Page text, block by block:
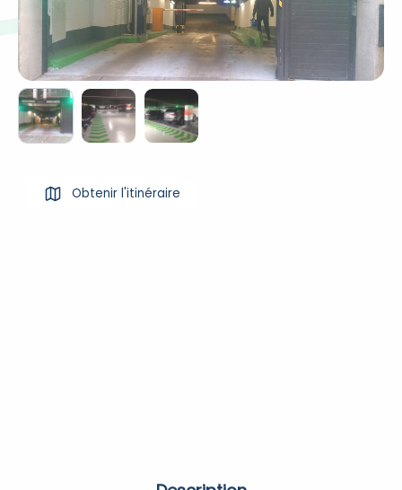
Obtenir l'itinéraire